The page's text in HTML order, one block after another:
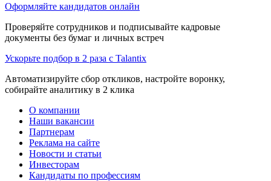
Оформляйте кандидатов онлайн
Проверяйте сотрудников и подписывайте кадровые
документы без бумаг и личных встреч
Ускорьте подбор в 2 раза с Talantix
Автоматизируйте сбор откликов, настройте воронку,
собирайте аналитику в 2 клика
О компании
Наши вакансии
Партнерам
Реклама на сайте
Новости и статьи
Инвесторам
Кандидаты по профессиям